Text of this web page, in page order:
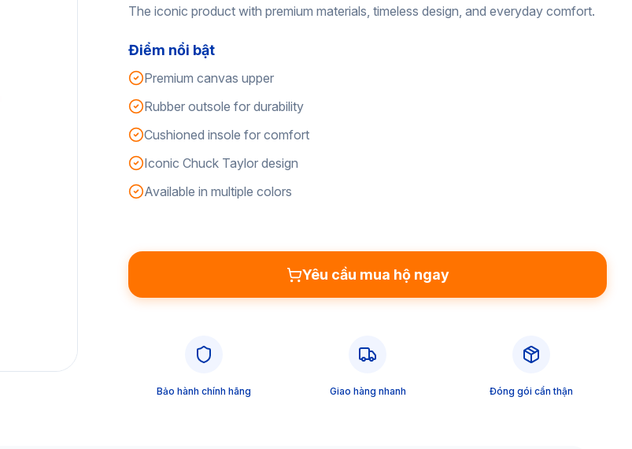
The iconic product with premium materials, timeless design, and everyday comfort.
Điểm nổi bật
Premium canvas upper
Rubber outsole for durability
Cushioned insole for comfort
Iconic Chuck Taylor design
Available in multiple colors
Yêu cầu mua hộ ngay
Bảo hành chính hãng Giao hàng nhanh Đóng gói cẩn thận